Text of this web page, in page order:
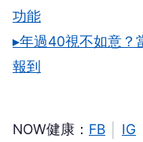
功能
▸年過40視不如意？
報到
NOW健康： FB IG